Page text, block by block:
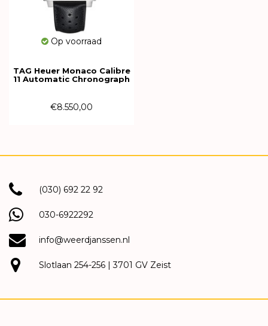
Op voorraad
TAG Heuer Monaco Calibre
11 Automatic Chronograph
€8.550,00
(030) 692 22 92
030-6922292
info@weerdjanssen.nl
Slotlaan 254-256 | 3701 GV Zeist